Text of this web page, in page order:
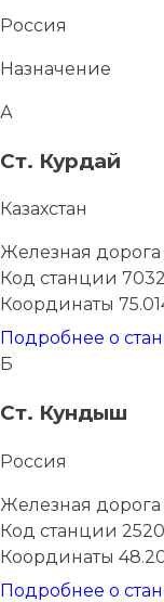
Россия
Назначение
А
Ст. Курдай
Казахстан
Железная дорога
Код станции
Координаты
Подробнее о
Б
Ст. Кундыш
Россия
Железная дорога
Код станции
Координаты
Подробнее о